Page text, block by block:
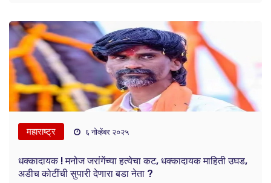
महाराष्ट्र ६ नोव्हेंबर २०२५
धक्कादायक ! मनोज जरांगेंच्या हत्येचा कट, धक्कादायक माहिती उघड,
अडीच कोटींची सुपारी देणारा बडा नेता ?